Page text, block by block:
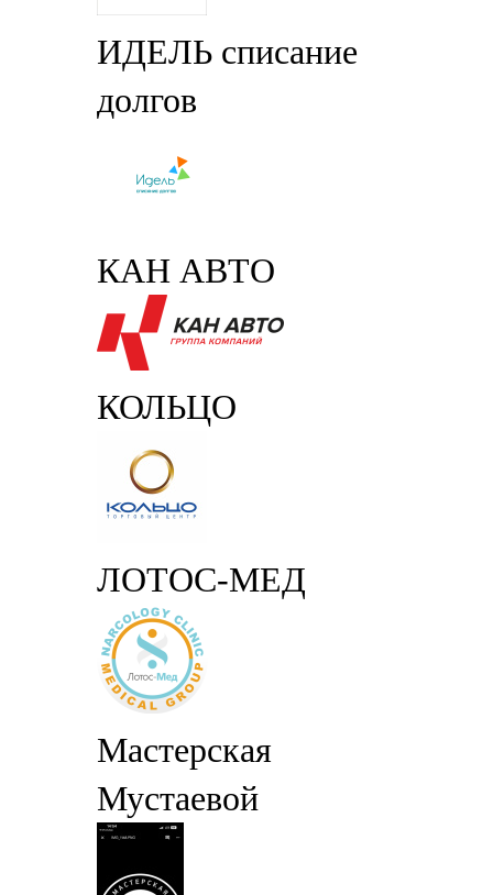
ИДЕЛЬ списание
долгов
КАН АВТО
КОЛЬЦО
ЛОТОС-МЕД
Мастерская
Мустаевой